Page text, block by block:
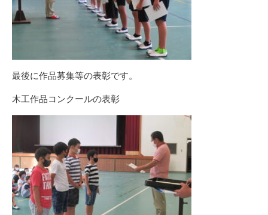
最後に作品募集等の表彰です。
木工作品コンクールの表彰